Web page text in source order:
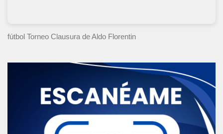
fútbol Torneo Clausura de Aldo Florentin